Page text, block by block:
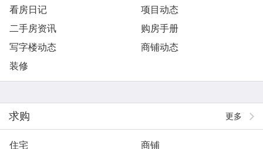
看房日记
项目动态
二手房资讯
购房手册
写字楼动态
商铺动态
装修
更多
求购
住宅
商铺